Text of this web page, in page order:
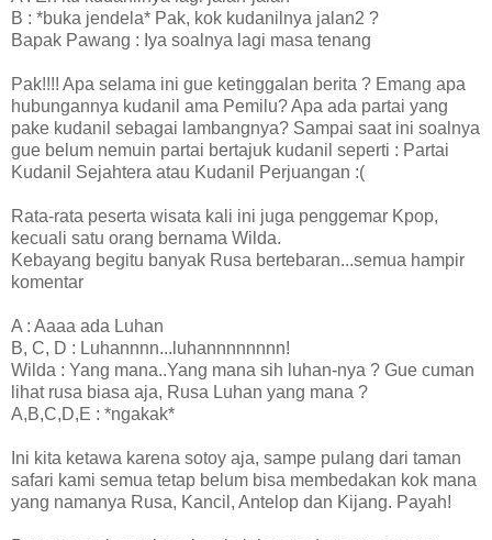
B : *buka jendela* Pak, kok kudanilnya jalan2 ?
Bapak Pawang : Iya soalnya lagi masa tenang
Pak!!!! Apa selama ini gue ketinggalan berita ? Emang apa
hubungannya kudanil ama Pemilu? Apa ada partai yang
pake kudanil sebagai lambangnya? Sampai saat ini soalnya
gue belum nemuin partai bertajuk kudanil seperti : Partai
Kudanil Sejahtera atau Kudanil Perjuangan :(
Rata-rata peserta wisata kali ini juga penggemar Kpop,
kecuali satu orang bernama Wilda.
Kebayang begitu banyak Rusa bertebaran...semua hampir
komentar
A : Aaaa ada Luhan
B, C, D : Luhannnn...luhannnnnnnn!
Wilda : Yang mana..Yang mana sih luhan-nya ? Gue cuman
lihat rusa biasa aja, Rusa Luhan yang mana ?
A,B,C,D,E : *ngakak*
Ini kita ketawa karena sotoy aja, sampe pulang dari taman
safari kami semua tetap belum bisa membedakan kok mana
yang namanya Rusa, Kancil, Antelop dan Kijang. Payah!